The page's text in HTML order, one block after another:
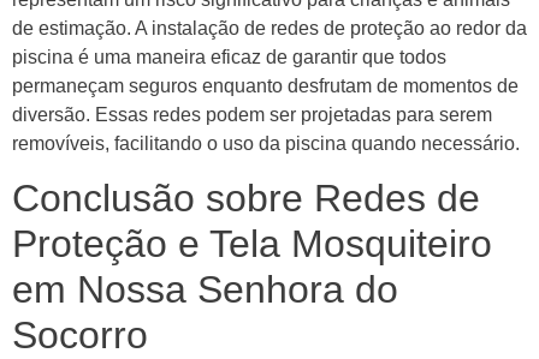
de estimação. A instalação de redes de proteção ao redor da
piscina é uma maneira eficaz de garantir que todos
permaneçam seguros enquanto desfrutam de momentos de
diversão. Essas redes podem ser projetadas para serem
removíveis, facilitando o uso da piscina quando necessário.
Conclusão sobre Redes de
Proteção e Tela Mosquiteiro
em Nossa Senhora do
Socorro